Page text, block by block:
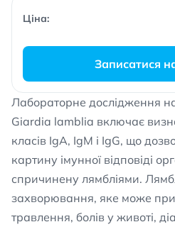
Лабораторне дослідження
Giardia lamblia включає
класів IgA, IgM і IgG, що
картину імунної відповіді
спричинену лямбліями.
захворювання, яке може
травлення, болів у животі,
Ціна:
Записатися